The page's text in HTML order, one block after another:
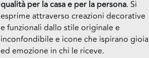
qualità per la casa e per la persona. Si
esprime attraverso creazioni decorative
e funzionali dallo stile originale e
inconfondibile e icone che ispirano gioia
ed emozione in chi le riceve.